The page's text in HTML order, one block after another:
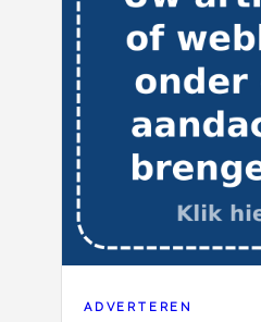
ADVERTEREN